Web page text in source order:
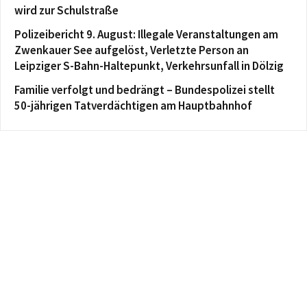
wird zur Schulstraße
Polizeibericht 9. August: Illegale Veranstaltungen am
Zwenkauer See aufgelöst, Verletzte Person an
Leipziger S-Bahn-Haltepunkt, Verkehrsunfall in Dölzig
Familie verfolgt und bedrängt – Bundespolizei stellt
50-jährigen Tatverdächtigen am Hauptbahnhof